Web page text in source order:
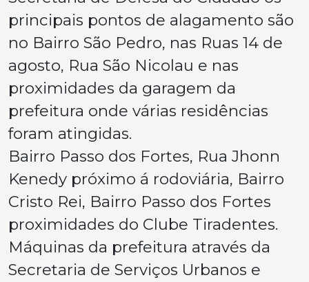
principais pontos de alagamento são
no Bairro São Pedro, nas Ruas 14 de
agosto, Rua São Nicolau e nas
proximidades da garagem da
prefeitura onde várias residências
foram atingidas.
Bairro Passo dos Fortes, Rua Jhonn
Kenedy próximo á rodoviária, Bairro
Cristo Rei, Bairro Passo dos Fortes
proximidades do Clube Tiradentes.
Máquinas da prefeitura através da
Secretaria de Serviços Urbanos e